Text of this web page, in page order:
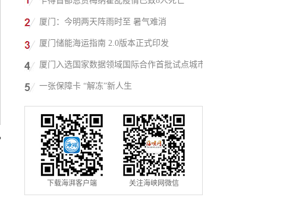
厦门：今明两天阵雨时至 暑气难消
厦门储能海运指南 2.0版本正式印发
厦门入选国家数据领域国际合作首批试点城市
一张保障卡 “解冻”新人生
下载海湃客户端 关注海峡网微信